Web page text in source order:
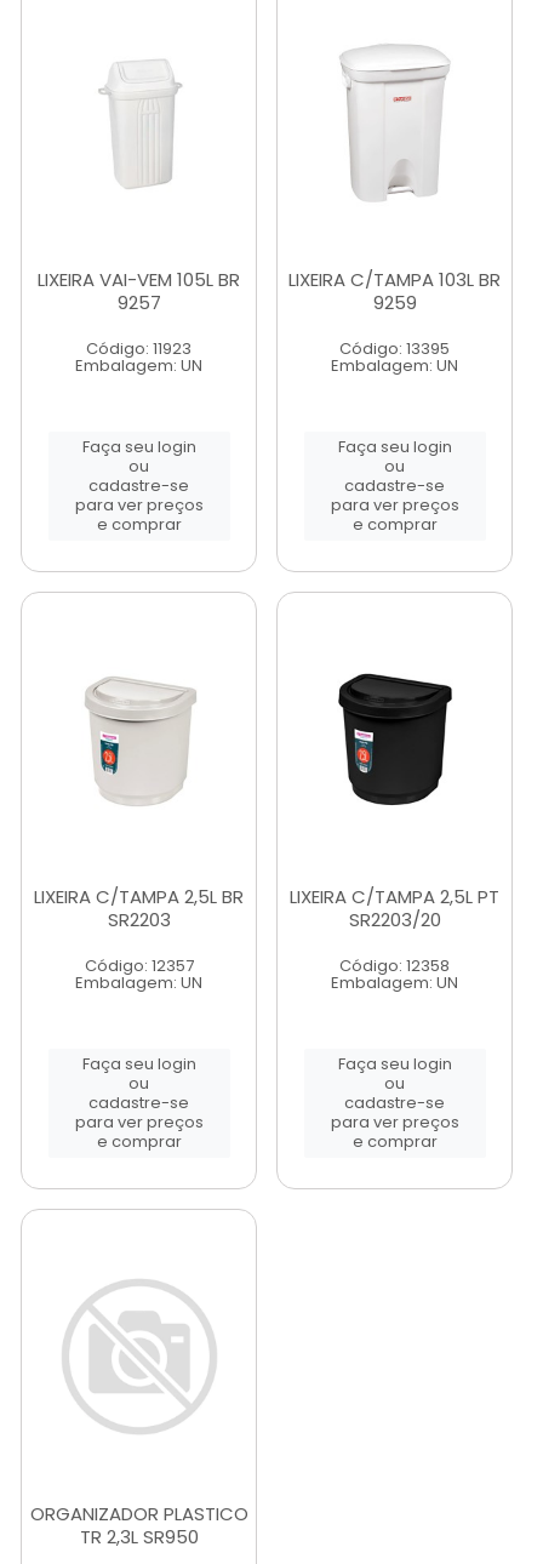
LIXEIRA VAI-VEM 105L BR
9257
Código: 11923
Embalagem: UN
Faça seu login
ou
cadastre-se
para ver preços
e comprar
LIXEIRA C/TAMPA 103L BR
9259
Código: 13395
Embalagem: UN
Faça seu login
ou
cadastre-se
para ver preços
e comprar
LIXEIRA C/TAMPA 2,5L BR
SR2203
Código: 12357
Embalagem: UN
Faça seu login
ou
cadastre-se
para ver preços
e comprar
LIXEIRA C/TAMPA 2,5L PT
SR2203/20
Código: 12358
Embalagem: UN
Faça seu login
ou
cadastre-se
para ver preços
e comprar
ORGANIZADOR PLASTICO
TR 2,3L SR950